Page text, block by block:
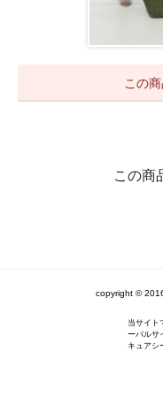
この
この商
copyright ©
当サイト
ーバルサ
キュアシ